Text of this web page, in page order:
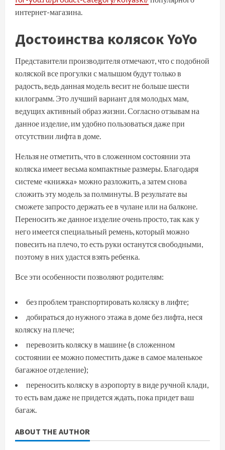
интернет-магазина.
Достоинства колясок YoYo
Представители производителя отмечают, что с подобной
коляской все прогулки с малышом будут только в
радость, ведь данная модель весит не больше шести
килограмм. Это лучший вариант для молодых мам,
ведущих активный образ жизни. Согласно отзывам на
данное изделие, им удобно пользоваться даже при
отсутствии лифта в доме.
Нельзя не отметить, что в сложенном состоянии эта
коляска имеет весьма компактные размеры. Благодаря
системе «книжка» можно разложить, а затем снова
сложить эту модель за полминуты. В результате вы
сможете запросто держать ее в чулане или на балконе.
Переносить же данное изделие очень просто, так как у
него имеется специальный ремень, который можно
повесить на плечо, то есть руки останутся свободными,
поэтому в них удастся взять ребенка.
Все эти особенности позволяют родителям:
без проблем транспортировать коляску в лифте;
добираться до нужного этажа в доме без лифта, неся
коляску на плече;
перевозить коляску в машине (в сложенном
состоянии ее можно поместить даже в самое маленькое
багажное отделение);
переносить коляску в аэропорту в виде ручной клади,
то есть вам даже не придется ждать, пока придет ваш
багаж.
ABOUT THE AUTHOR